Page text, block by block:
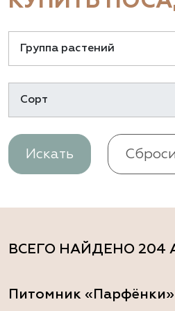
Искать
ВСЕГО НАЙДЕНО 204
Питомник «Парфёнки»